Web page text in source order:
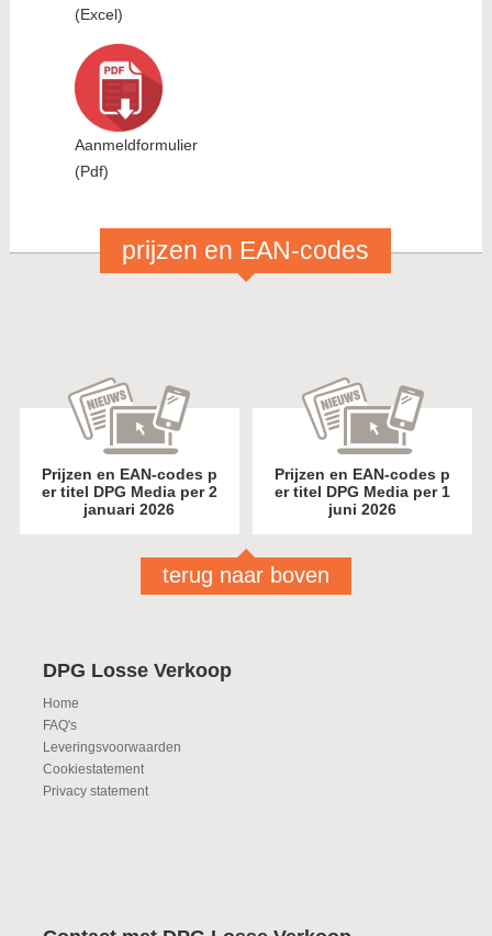
(Excel)
Aanmeldformulier
(Pdf)
prijzen en EAN-codes
Prijzen en EAN-codes p
er titel DPG Media per 2
januari 2026
Prijzen en EAN-codes p
er titel DPG Media per 1
juni 2026
terug naar boven
DPG Losse Verkoop
Home
FAQ's
Leveringsvoorwaarden
Cookiestatement
Privacy statement